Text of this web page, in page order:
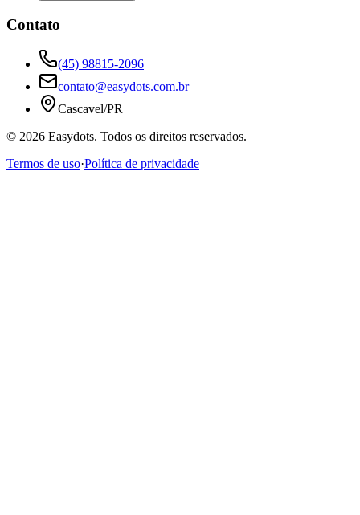
Contato
(45) 98815-2096
contato@easydots.com.br
Cascavel/PR
© 2026 Easydots. Todos os direitos reservados.
Termos de uso·Política de privacidade